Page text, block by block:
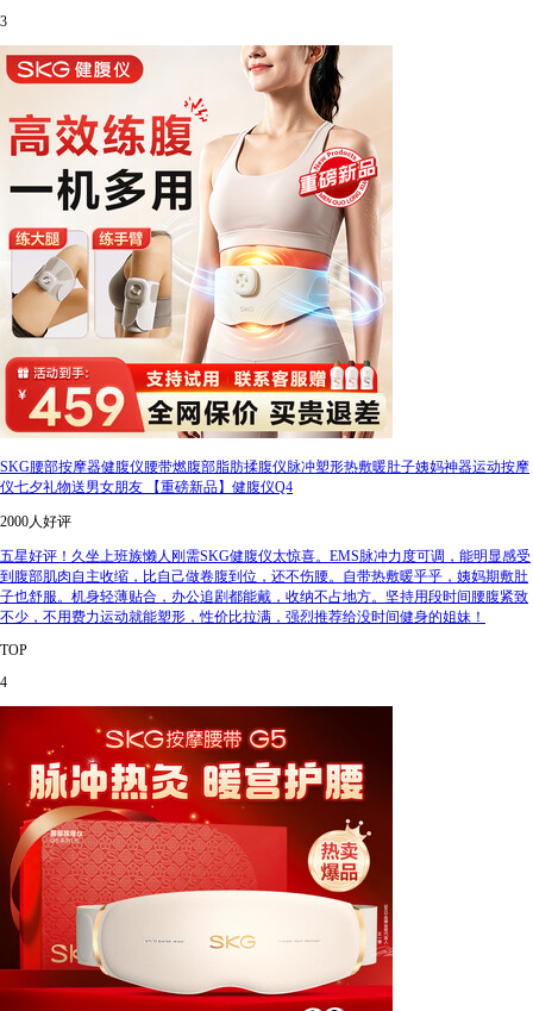
3
SKG腰部按摩器健腹仪腰带燃腹部脂肪揉腹仪脉冲塑形热敷暖肚子姨妈神器运动按摩
仪七夕礼物送男女朋友 【重磅新品】健腹仪Q4
2000人好评
五星好评！久坐上班族懒人刚需SKG健腹仪太惊喜。EMS脉冲力度可调，能明显感受
到腹部肌肉自主收缩，比自己做卷腹到位，还不伤腰。自带热敷暖乎乎，姨妈期敷肚
子也舒服。机身轻薄贴合，办公追剧都能戴，收纳不占地方。坚持用段时间腰腹紧致
不少，不用费力运动就能塑形，性价比拉满，强烈推荐给没时间健身的姐妹！
TOP
4